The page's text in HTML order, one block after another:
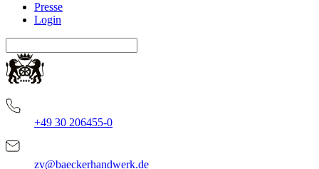
Presse
Login
+49 30 206455-0
zv@baeckerhandwerk.de